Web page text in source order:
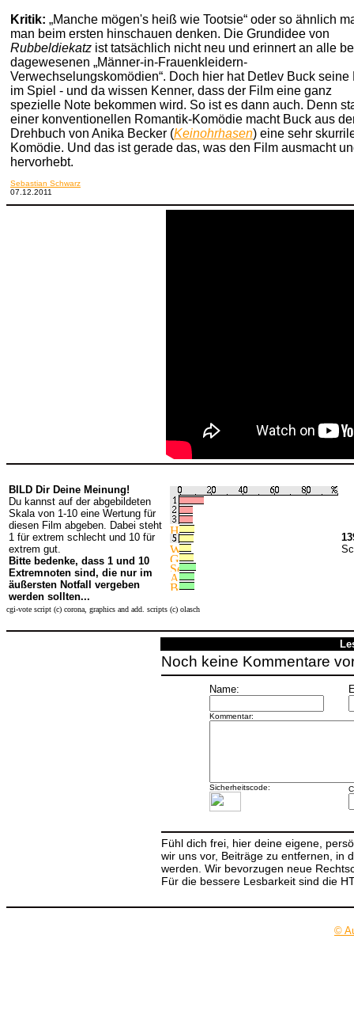
Kritik: „Manche mögen's heiß wie Tootsie“ oder so ähnlich
man beim ersten hinschauen denken. Die Grundidee von
Rubbeldiekatz ist tatsächlich nicht neu und erinnert an alle
dagewesenen „Männer-in-Frauenkleidern-
Verwechselungskomödien“. Doch hier hat Detlev Buck seine
im Spiel - und da wissen Kenner, dass der Film eine ganz
spezielle Note bekommen wird. So ist es dann auch. Denn
einer konventionellen Romantik-Komödie macht Buck aus
Drehbuch von Anika Becker (Keinohrhasen) eine sehr
Komödie. Und das ist gerade das, was den Film ausmacht
hervorhebt.
Sebastian Schwarz
07.12.2011
BILD Dir Deine Meinung!
Du kannst auf der abgebildeten
Skala von 1-10 eine Wertung für
diesen Film abgeben. Dabei steht
1 für extrem schlecht und 10 für
extrem gut.
Bitte bedenke, dass 1 und 10
Extremnoten sind, die nur im
äußersten Notfall vergeben
werden sollten...
cgi-vote script (c) corona, graphics and add. scripts (c) olasch
Noch keine Kommentare
Name:
Kommentar:
Sicherheitscode:
Fühl dich frei, hier deine eigene,
wir uns vor, Beiträge zu entfernen, in
werden. Wir bevorzugen neue
Für die bessere Lesbarkeit sind die
©